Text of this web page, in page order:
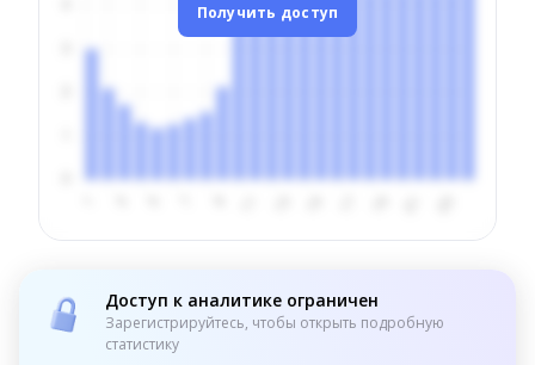
Получить доступ
Доступ к аналитике ограничен
Зарегистрируйтесь, чтобы открыть подробную
статистику